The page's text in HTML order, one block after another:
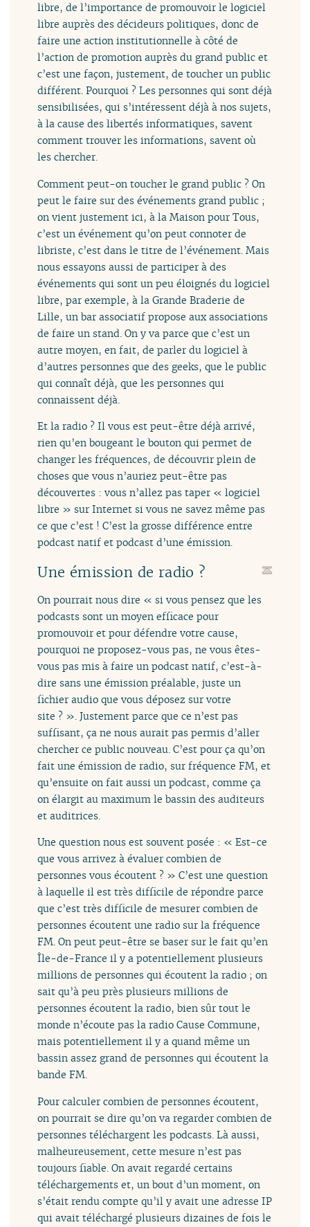
libre, de l’importance de promouvoir le logiciel
libre auprès des décideurs politiques, donc de
faire une action institutionnelle à côté de
l’action de promotion auprès du grand public et
c’est une façon, justement, de toucher un public
différent. Pourquoi ? Les personnes qui sont déjà
sensibilisées, qui s’intéressent déjà à nos sujets,
à la cause des libertés informatiques, savent
comment trouver les informations, savent où
les chercher.
Comment peut-on toucher le grand public ? On
peut le faire sur des événements grand public ;
on vient justement ici, à la Maison pour Tous,
c’est un événement qu’on peut connoter de
libriste, c’est dans le titre de l’événement. Mais
nous essayons aussi de participer à des
événements qui sont un peu éloignés du logiciel
libre, par exemple, à la Grande Braderie de
Lille, un bar associatif propose aux associations
de faire un stand. On y va parce que c’est un
autre moyen, en fait, de parler du logiciel à
d’autres personnes que des geeks, que le public
qui connaît déjà, que les personnes qui
connaissent déjà.
Et la radio ? Il vous est peut-être déjà arrivé,
rien qu’en bougeant le bouton qui permet de
changer les fréquences, de découvrir plein de
choses que vous n’auriez peut-être pas
découvertes : vous n’allez pas taper « logiciel
libre » sur Internet si vous ne savez même pas
ce que c’est ! C’est la grosse différence entre
podcast natif et podcast d’une émission.
Une émission de radio ?
On pourrait nous dire « si vous pensez que les
podcasts sont un moyen efficace pour
promouvoir et pour défendre votre cause,
pourquoi ne proposez-vous pas, ne vous êtes-
vous pas mis à faire un podcast natif, c’est-à-
dire sans une émission préalable, juste un
fichier audio que vous déposez sur votre
site ? ». Justement parce que ce n’est pas
suffisant, ça ne nous aurait pas permis d’aller
chercher ce public nouveau. C’est pour ça qu’on
fait une émission de radio, sur fréquence FM, et
qu’ensuite on fait aussi un podcast, comme ça
on élargit au maximum le bassin des auditeurs
et auditrices.
Une question nous est souvent posée : « Est-ce
que vous arrivez à évaluer combien de
personnes vous écoutent ? » C’est une question
à laquelle il est très difficile de répondre parce
que c’est très difficile de mesurer combien de
personnes écoutent une radio sur la fréquence
FM. On peut peut-être se baser sur le fait qu’en
Île-de-France il y a potentiellement plusieurs
millions de personnes qui écoutent la radio ; on
sait qu’à peu près plusieurs millions de
personnes écoutent la radio, bien sûr tout le
monde n’écoute pas la radio Cause Commune,
mais potentiellement il y a quand même un
bassin assez grand de personnes qui écoutent la
bande FM.
Pour calculer combien de personnes écoutent,
on pourrait se dire qu’on va regarder combien de
personnes téléchargent les podcasts. Là aussi,
malheureusement, cette mesure n’est pas
toujours fiable. On avait regardé certains
téléchargements et, un bout d’un moment, on
s’était rendu compte qu’il y avait une adresse IP
qui avait téléchargé plusieurs dizaines de fois le